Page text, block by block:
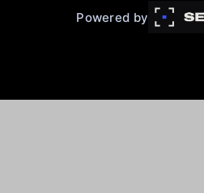
Powered by